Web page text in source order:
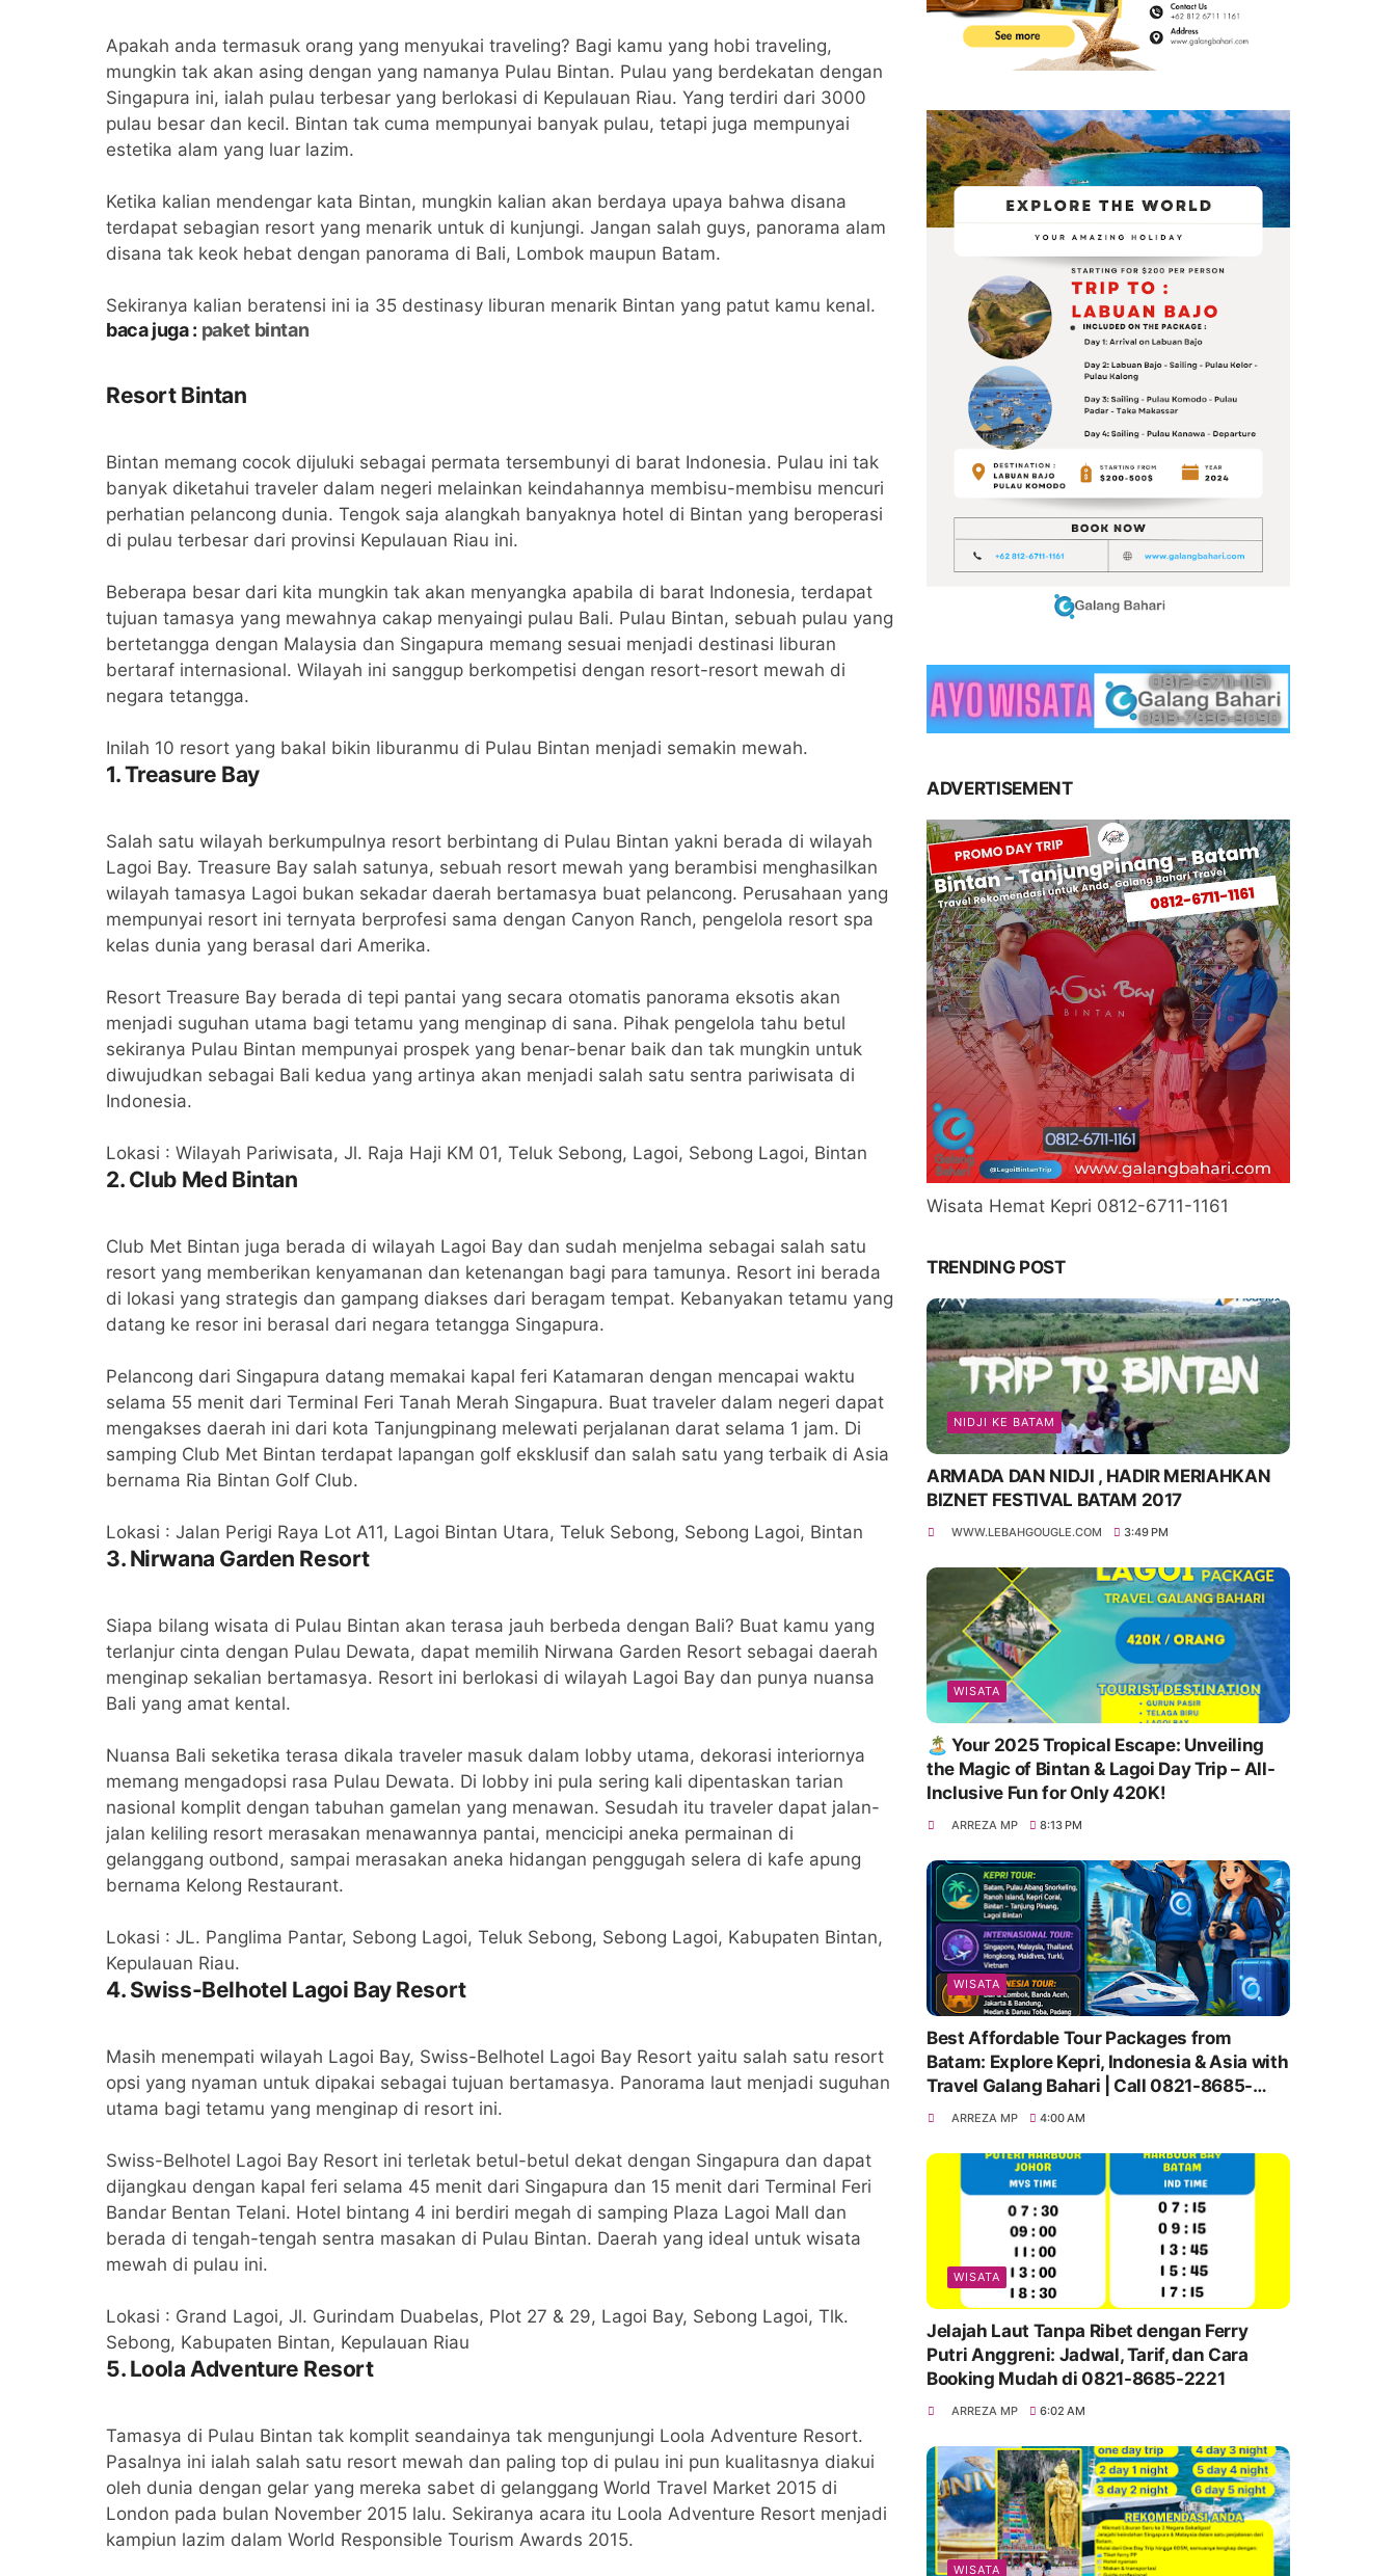
Apakah anda termasuk orang yang menyukai traveling? Bagi kamu yang hobi traveling,
mungkin tak akan asing dengan yang namanya Pulau Bintan. Pulau yang berdekatan dengan
Singapura ini, ialah pulau terbesar yang berlokasi di Kepulauan Riau. Yang terdiri dari 3000
pulau besar dan kecil. Bintan tak cuma mempunyai banyak pulau, tetapi juga mempunyai
estetika alam yang luar lazim.
Ketika kalian mendengar kata Bintan, mungkin kalian akan berdaya upaya bahwa disana
terdapat sebagian resort yang menarik untuk di kunjungi. Jangan salah guys, panorama alam
disana tak keok hebat dengan panorama di Bali, Lombok maupun Batam.
Sekiranya kalian beratensi ini ia 35 destinasy liburan menarik Bintan yang patut kamu kenal.
baca juga : paket bintan
Resort Bintan
Bintan memang cocok dijuluki sebagai permata tersembunyi di barat Indonesia. Pulau ini tak
banyak diketahui traveler dalam negeri melainkan keindahannya membisu-membisu mencuri
perhatian pelancong dunia. Tengok saja alangkah banyaknya hotel di Bintan yang beroperasi
di pulau terbesar dari provinsi Kepulauan Riau ini.
Beberapa besar dari kita mungkin tak akan menyangka apabila di barat Indonesia, terdapat
tujuan tamasya yang mewahnya cakap menyaingi pulau Bali. Pulau Bintan, sebuah pulau yang
bertetangga dengan Malaysia dan Singapura memang sesuai menjadi destinasi liburan
bertaraf internasional. Wilayah ini sanggup berkompetisi dengan resort-resort mewah di
negara tetangga.
Inilah 10 resort yang bakal bikin liburanmu di Pulau Bintan menjadi semakin mewah.
1. Treasure Bay
Salah satu wilayah berkumpulnya resort berbintang di Pulau Bintan yakni berada di wilayah
Lagoi Bay. Treasure Bay salah satunya, sebuah resort mewah yang berambisi menghasilkan
wilayah tamasya Lagoi bukan sekadar daerah bertamasya buat pelancong. Perusahaan yang
mempunyai resort ini ternyata berprofesi sama dengan Canyon Ranch, pengelola resort spa
kelas dunia yang berasal dari Amerika.
Resort Treasure Bay berada di tepi pantai yang secara otomatis panorama eksotis akan
menjadi suguhan utama bagi tetamu yang menginap di sana. Pihak pengelola tahu betul
sekiranya Pulau Bintan mempunyai prospek yang benar-benar baik dan tak mungkin untuk
diwujudkan sebagai Bali kedua yang artinya akan menjadi salah satu sentra pariwisata di
Indonesia.
Lokasi : Wilayah Pariwisata, Jl. Raja Haji KM 01, Teluk Sebong, Lagoi, Sebong Lagoi, Bintan
2. Club Med Bintan
Club Met Bintan juga berada di wilayah Lagoi Bay dan sudah menjelma sebagai salah satu
resort yang memberikan kenyamanan dan ketenangan bagi para tamunya. Resort ini berada
di lokasi yang strategis dan gampang diakses dari beragam tempat. Kebanyakan tetamu yang
datang ke resor ini berasal dari negara tetangga Singapura.
Pelancong dari Singapura datang memakai kapal feri Katamaran dengan mencapai waktu
selama 55 menit dari Terminal Feri Tanah Merah Singapura. Buat traveler dalam negeri dapat
mengakses daerah ini dari kota Tanjungpinang melewati perjalanan darat selama 1 jam. Di
samping Club Met Bintan terdapat lapangan golf eksklusif dan salah satu yang terbaik di Asia
bernama Ria Bintan Golf Club.
Lokasi : Jalan Perigi Raya Lot A11, Lagoi Bintan Utara, Teluk Sebong, Sebong Lagoi, Bintan
3. Nirwana Garden Resort
Siapa bilang wisata di Pulau Bintan akan terasa jauh berbeda dengan Bali? Buat kamu yang
terlanjur cinta dengan Pulau Dewata, dapat memilih Nirwana Garden Resort sebagai daerah
menginap sekalian bertamasya. Resort ini berlokasi di wilayah Lagoi Bay dan punya nuansa
Bali yang amat kental.
Nuansa Bali seketika terasa dikala traveler masuk dalam lobby utama, dekorasi interiornya
memang mengadopsi rasa Pulau Dewata. Di lobby ini pula sering kali dipentaskan tarian
nasional komplit dengan tabuhan gamelan yang menawan. Sesudah itu traveler dapat jalan-
jalan keliling resort merasakan menawannya pantai, mencicipi aneka permainan di
gelanggang outbond, sampai merasakan aneka hidangan penggugah selera di kafe apung
bernama Kelong Restaurant.
Lokasi : JL. Panglima Pantar, Sebong Lagoi, Teluk Sebong, Sebong Lagoi, Kabupaten Bintan,
Kepulauan Riau.
4. Swiss-Belhotel Lagoi Bay Resort
Masih menempati wilayah Lagoi Bay, Swiss-Belhotel Lagoi Bay Resort yaitu salah satu resort
opsi yang nyaman untuk dipakai sebagai tujuan bertamasya. Panorama laut menjadi suguhan
utama bagi tetamu yang menginap di resort ini.
Swiss-Belhotel Lagoi Bay Resort ini terletak betul-betul dekat dengan Singapura dan dapat
dijangkau dengan kapal feri selama 45 menit dari Singapura dan 15 menit dari Terminal Feri
Bandar Bentan Telani. Hotel bintang 4 ini berdiri megah di samping Plaza Lagoi Mall dan
berada di tengah-tengah sentra masakan di Pulau Bintan. Daerah yang ideal untuk wisata
mewah di pulau ini.
Lokasi : Grand Lagoi, Jl. Gurindam Duabelas, Plot 27 & 29, Lagoi Bay, Sebong Lagoi, Tlk.
Sebong, Kabupaten Bintan, Kepulauan Riau
5. Loola Adventure Resort
Tamasya di Pulau Bintan tak komplit seandainya tak mengunjungi Loola Adventure Resort.
Pasalnya ini ialah salah satu resort mewah dan paling top di pulau ini pun kualitasnya diakui
oleh dunia dengan gelar yang mereka sabet di gelanggang World Travel Market 2015 di
London pada bulan November 2015 lalu. Sekiranya acara itu Loola Adventure Resort menjadi
kampiun lazim dalam World Responsible Tourism Awards 2015.
ADVERTISEMENT
Wisata Hemat Kepri 0812-6711-1161
TRENDING POST
NIDJI KE BATAM
ARMADA DAN NIDJI , HADIR MERIAHKAN
BIZNET FESTIVAL BATAM 2017
WWW.LEBAHGOUGLE.COM 3:49 PM
WISATA
🏝️ Your 2025 Tropical Escape: Unveiling
the Magic of Bintan & Lagoi Day Trip – All-
Inclusive Fun for Only 420K!
ARREZA MP 8:13 PM
WISATA
Best Affordable Tour Packages from
Batam: Explore Kepri, Indonesia & Asia with
Travel Galang Bahari | Call 0821-8685-
2221ARREZA MP 4:00 AM
WISATA
Jelajah Laut Tanpa Ribet dengan Ferry
Putri Anggreni: Jadwal, Tarif, dan Cara
Booking Mudah di 0821-8685-2221
ARREZA MP 6:02 AM
WISATA